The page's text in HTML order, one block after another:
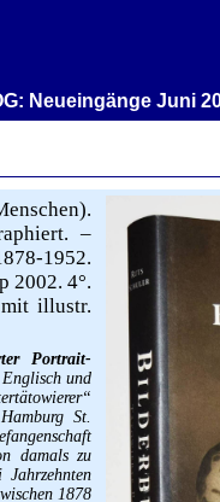
Neueingänge Juni
–
1952.
2002. 4°.
illustr.
Portrait-
und
St.
damals zu
1878